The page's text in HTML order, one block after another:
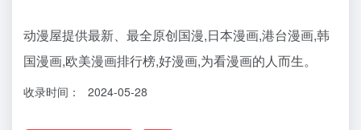
动漫屋提供最新、最全原创国漫,日本漫画,港台漫画,韩
国漫画,欧美漫画排行榜,好漫画,为看漫画的人而生。
收录时间： 2024-05-28